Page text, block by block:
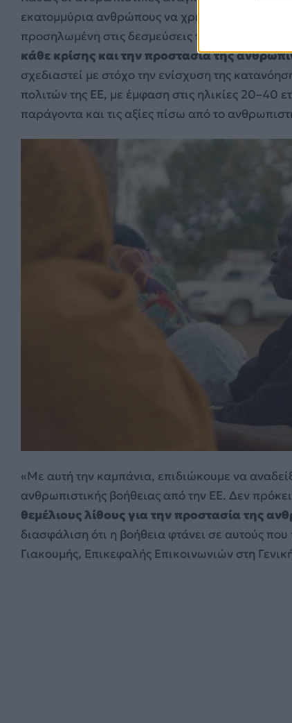
εκατομμύρια ανθρώπους να χρήζουν
προσηλωμένη στις δεσμεύσεις της.
Παρέχει
κάθε κρίσης και την προστασία της
σχεδιαστεί με στόχο την ενίσχυση της
πολιτών της ΕΕ, με έμφαση στις ηλικίες
παράγοντα και τις αξίες πίσω από το
«Με αυτή την καμπάνια, επιδιώκουμε να
ανθρωπιστικής βοήθειας από την ΕΕ. Δεν
θεμέλιους λίθους για την προστασία της
διασφάλιση ότι η βοήθεια φτάνει σε αυτούς
Γιακουμής, Επικεφαλής Επικοινωνιών στη